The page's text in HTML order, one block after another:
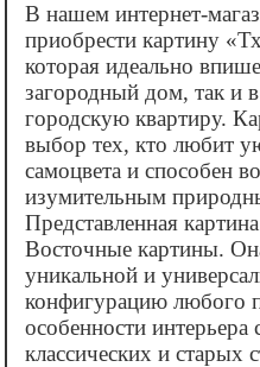
В нашем интернет-
приобрести картину
которая идеально
загородный дом, так и
городскую квартиру.
выбор тех, кто любит
самоцвета и способен
изумительным
Представленная
Восточные картины.
уникальной и
конфигурацию любого
особенности
классических и старых